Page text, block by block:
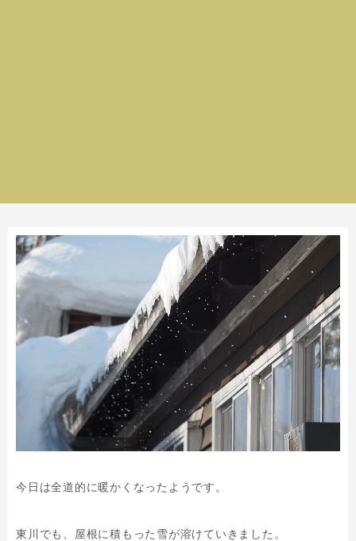
今日は全道的に暖かくなったようです。
東川でも、屋根に積もった雪が溶けていきました。